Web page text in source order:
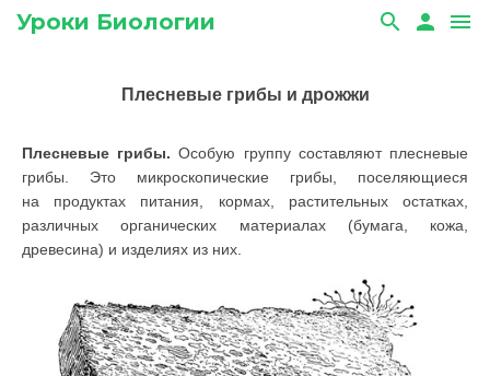
Уроки Биологии search person menu
Плесневые грибы и дрожжи
Плесневые грибы. Особую группу составляют плесневые
грибы. Это микроскопические грибы, поселяющиеся
на продуктах питания, кормах, растительных остатках,
различных органических материалах (бумага, кожа,
древесина) и изделиях из них.